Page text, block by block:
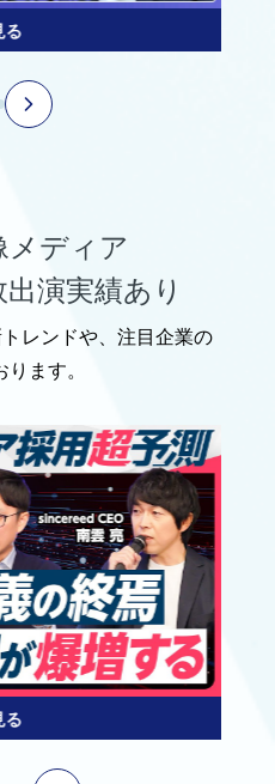
る
メディア
出演実績あり
レンドや、注目企業の
ます。
る